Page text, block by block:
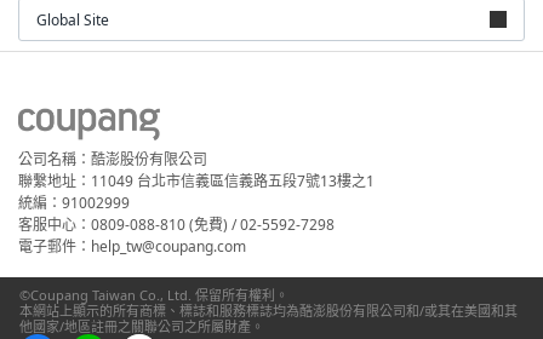
Global Site
公司名稱：酷澎股份有限公司
聯繫地址：11049 台北市信義區信義路五段7號13樓之1
統編：91002999
客服中心：0809-088-810 (免費) / 02-5592-7298
電子郵件：help_tw@coupang.com
©Coupang Taiwan Co., Ltd. 保留所有權利。
本網站上顯示的所有商標、標誌和服務標誌均為酷澎股份有限公司和/或其在美國和其
他國家/地區註冊之關聯公司之所屬財產。